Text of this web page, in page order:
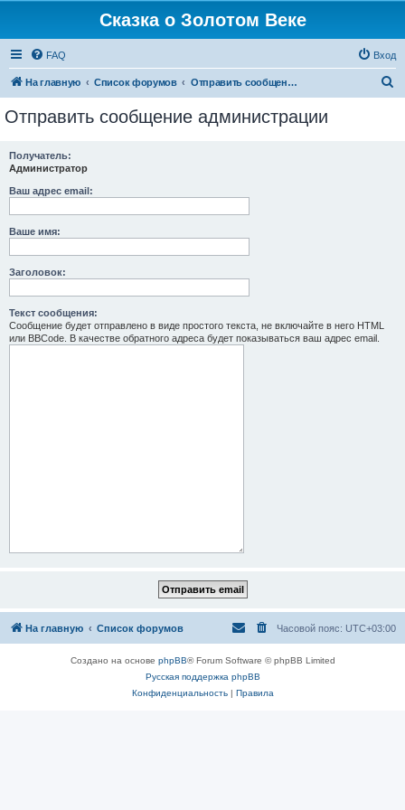
Сказка о Золотом Веке
FAQ Вход
На главную Список форумов Отправить сообщение администрации
Отправить сообщение администрации
Получатель:
Администратор
Ваш адрес email:
Ваше имя:
Заголовок:
Текст сообщения:
Сообщение будет отправлено в виде простого текста, не включайте в него HTML
или BBCode. В качестве обратного адреса будет показываться ваш адрес email.
На главную Список форумов Часовой пояс: UTC+03:00
Создано на основе phpBB® Forum Software © phpBB Limited
Русская поддержка phpBB
Конфиденциальность| Правила